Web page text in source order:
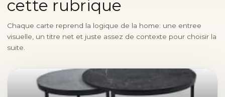
cette rubrique
Chaque carte reprend la logique de la home: une entree
visuelle, un titre net et juste assez de contexte pour choisir la
suite.